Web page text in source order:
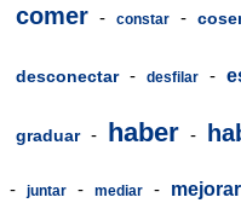
comer - constar -
desconectar - desfilar -
graduar - haber -
- juntar - mediar - mejorar